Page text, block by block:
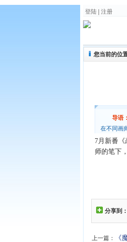
登陆 注册
您当前的位
导语：
在不同画
《恋爱禁
7月新番
师的笔下
分享到：
上一篇：
《